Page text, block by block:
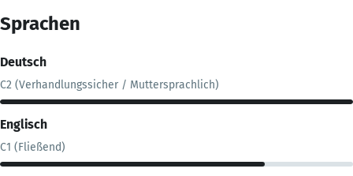
Sprachen
Deutsch
C2 (Verhandlungssicher / Muttersprachlich)
Englisch
C1 (Fließend)